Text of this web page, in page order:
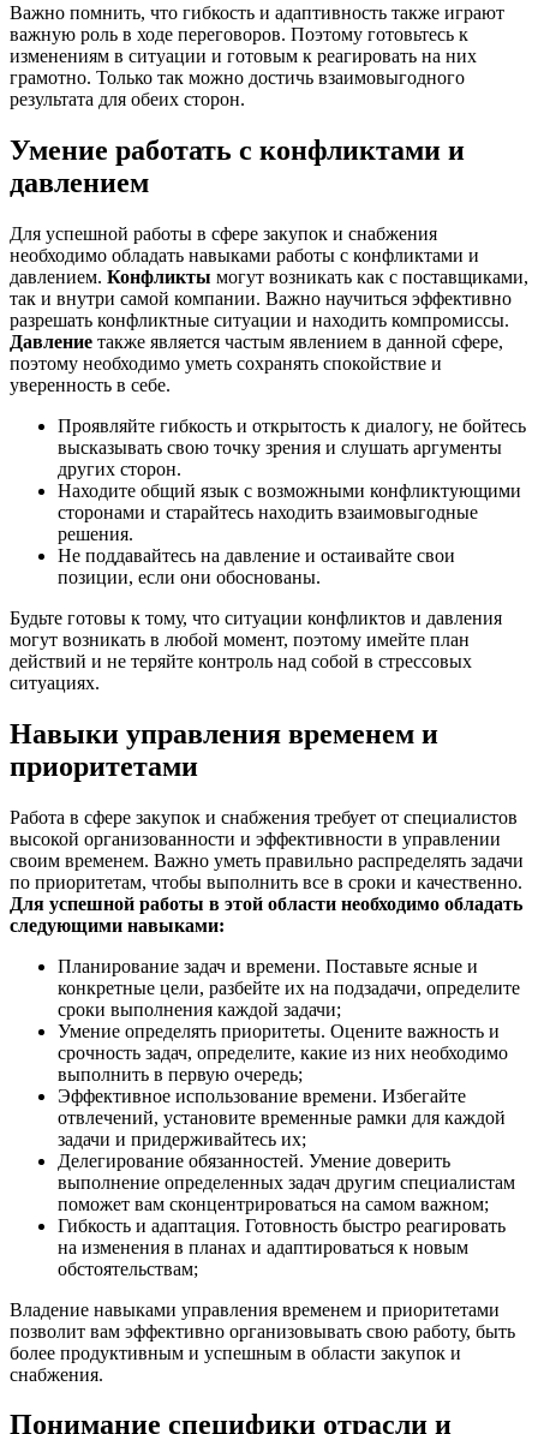
Важно помнить, что гибкость и адаптивность также играют
важную роль в ходе переговоров. Поэтому готовьтесь к
изменениям в ситуации и готовым к реагировать на них
грамотно. Только так можно достичь взаимовыгодного
результата для обеих сторон.
Умение работать с конфликтами и
давлением
Для успешной работы в сфере закупок и снабжения
необходимо обладать навыками работы с конфликтами и
давлением. Конфликты могут возникать как с поставщиками,
так и внутри самой компании. Важно научиться эффективно
разрешать конфликтные ситуации и находить компромиссы.
Давление также является частым явлением в данной сфере,
поэтому необходимо уметь сохранять спокойствие и
уверенность в себе.
Проявляйте гибкость и открытость к диалогу, не бойтесь
высказывать свою точку зрения и слушать аргументы
других сторон.
Находите общий язык с возможными конфликтующими
сторонами и старайтесь находить взаимовыгодные
решения.
Не поддавайтесь на давление и остаивайте свои
позиции, если они обоснованы.
Будьте готовы к тому, что ситуации конфликтов и давления
могут возникать в любой момент, поэтому имейте план
действий и не теряйте контроль над собой в стрессовых
ситуациях.
Навыки управления временем и
приоритетами
Работа в сфере закупок и снабжения требует от специалистов
высокой организованности и эффективности в управлении
своим временем. Важно уметь правильно распределять задачи
по приоритетам, чтобы выполнить все в сроки и качественно.
Для успешной работы в этой области необходимо обладать
следующими навыками:
Планирование задач и времени. Поставьте ясные и
конкретные цели, разбейте их на подзадачи, определите
сроки выполнения каждой задачи;
Умение определять приоритеты. Оцените важность и
срочность задач, определите, какие из них необходимо
выполнить в первую очередь;
Эффективное использование времени. Избегайте
отвлечений, установите временные рамки для каждой
задачи и придерживайтесь их;
Делегирование обязанностей. Умение доверить
выполнение определенных задач другим специалистам
поможет вам сконцентрироваться на самом важном;
Гибкость и адаптация. Готовность быстро реагировать
на изменения в планах и адаптироваться к новым
обстоятельствам;
Владение навыками управления временем и приоритетами
позволит вам эффективно организовывать свою работу, быть
более продуктивным и успешным в области закупок и
снабжения.
Понимание специфики отрасли и